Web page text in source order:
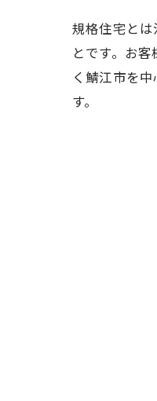
規格住宅と
とです。お
く鯖江市を
す。